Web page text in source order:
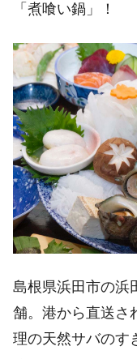
「煮喰い鍋」！
島根県浜田市の浜
舗。港から直送さ
理の天然サバのす